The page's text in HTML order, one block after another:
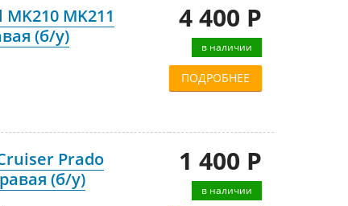
MK211
(б/у)
4 400 Р
в наличии
ПОДРОБНЕЕ
Prado
(б/у)
1 400 Р
в наличии